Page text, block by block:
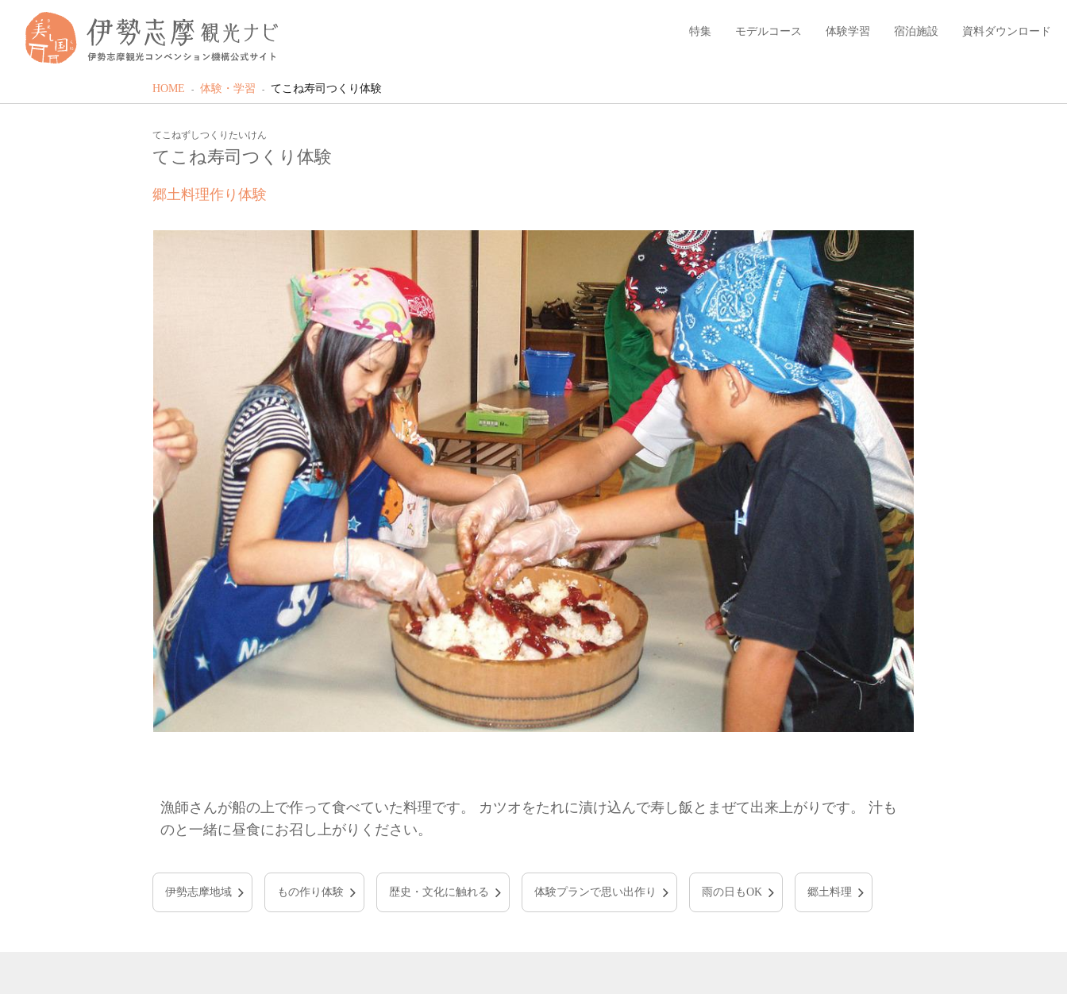
特集 モデルコース 体験学習 宿泊施設 資料ダウンロード
HOME 体験・学習 てこね寿司つくり体験
てこねずしつくりたいけん
てこね寿司つくり体験
郷土料理作り体験
漁師さんが船の上で作って食べていた料理です。 カツオをたれに漬け込んで寿し飯とまぜて出来上がりです。 汁も
のと一緒に昼食にお召し上がりください。
伊勢志摩地域 もの作り体験 歴史・文化に触れる 体験プランで思い出作り 雨の日もOK 郷土料理